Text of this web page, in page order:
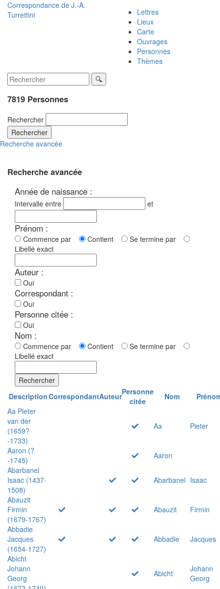
Correspondance de J.-A.
Turrettini
Lettres
Lieux
Carte
Ouvrages
Personnes
Thèmes
7819 Personnes
Rechercher
Rechercher
Recherche avancée
Recherche avancée
Année de naissance :
Intervalle entre et
Prénom :
Commence par Contient
Se termine par
Libellé exact
Auteur :
Oui
Correspondant :
Oui
Personne citée :
Oui
Nom :
Commence par Contient
Se termine par
Libellé exact
Rechercher
DescriptionCorrespondantAuteurPersonne
citée
Nom
Aa Pieter
van der
(1659?
-1733)
Aa Pieter
Aaron (?
-1745)
Aaron
Abarbanel
Isaac (1437-
1508)
Abarbanel Isaac
Abauzit
Firmin
(1679-1767)
Abauzit
Firmin
Abbadie
Jacques
(1654-1727)
Abbadie
Jacques
Abicht
Johann
Georg
Abicht
Johann
Georg